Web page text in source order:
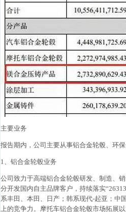
主要业务
报告期内，公司主要从事铝合金轮毂、环
1、铝合金轮毂业务
公司致力于高端铝合金轮毂研发、制造、
分开发国内自主品牌客户，持续落实
系丰田、本田、日产；韩系现代-起亚；中
上的竞争力。摩托车铝合金轮毂市场拓展